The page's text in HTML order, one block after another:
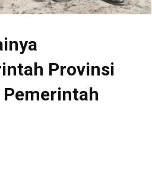
Provinsi
Pemerintah